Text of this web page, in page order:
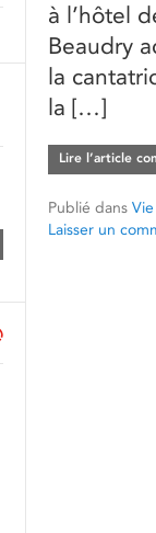
à l’hôtel
Beaudry
la
la […]
Lire l’article
Publié dans
Laisser un